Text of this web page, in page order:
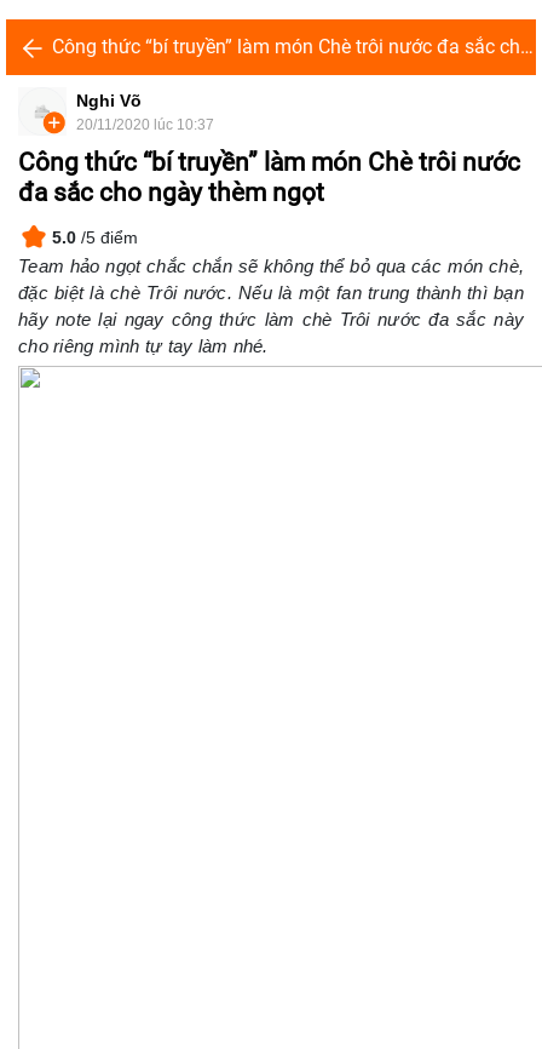
Công thức “bí truyền” làm món Chè trôi nước đa sắc cho ngày thèm ngọt
Nghi Võ
20/11/2020 lúc 10:37
Công thức “bí truyền” làm món Chè trôi nước
đa sắc cho ngày thèm ngọt
5.0 /5 điểm
Team hảo ngọt chắc chắn sẽ không thể bỏ qua các món chè,
đặc biệt là chè Trôi nước. Nếu là một fan trung thành thì bạn
hãy note lại ngay công thức làm chè Trôi nước đa sắc này
cho riêng mình tự tay làm nhé.